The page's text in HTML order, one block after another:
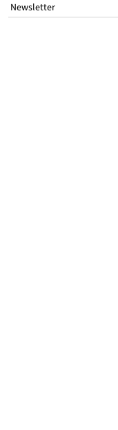
Newsletter